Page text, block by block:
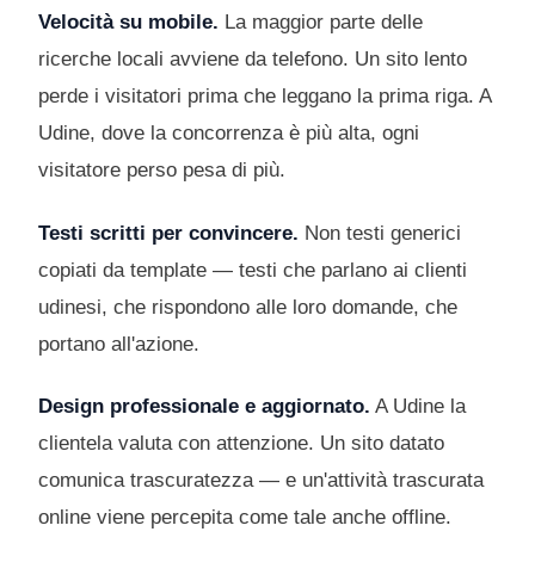
Velocità su mobile. La maggior parte delle
ricerche locali avviene da telefono. Un sito lento
perde i visitatori prima che leggano la prima riga. A
Udine, dove la concorrenza è più alta, ogni
visitatore perso pesa di più.
Testi scritti per convincere. Non testi generici
copiati da template — testi che parlano ai clienti
udinesi, che rispondono alle loro domande, che
portano all'azione.
Design professionale e aggiornato. A Udine la
clientela valuta con attenzione. Un sito datato
comunica trascuratezza — e un'attività trascurata
online viene percepita come tale anche offline.